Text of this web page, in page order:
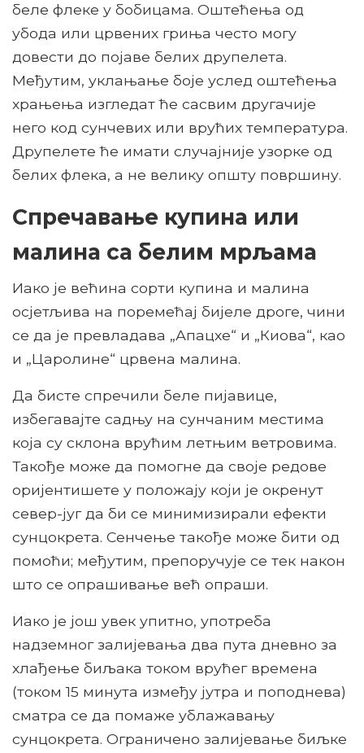
беле флеке у бобицама. Оштећења од
убода или црвених гриња често могу
довести до појаве белих друпелета.
Међутим, уклањање боје услед оштећења
храњења изгледат ће сасвим другачије
него код сунчевих или врућих температура.
Друпелете ће имати случајније узорке од
белих флека, а не велику општу површину.
Спречавање купина или
малина са белим мрљама
Иако је већина сорти купина и малина
осјетљива на поремећај бијеле дроге, чини
се да је превладава „Апацхе“ и „Киова“, као
и „Царолине“ црвена малина.
Да бисте спречили беле пијавице,
избегавајте садњу на сунчаним местима
која су склона врућим летњим ветровима.
Такође може да помогне да своје редове
оријентишете у положају који је окренут
север-југ да би се минимизирали ефекти
сунцокрета. Сенчење такође може бити од
помоћи; међутим, препоручује се тек након
што се опрашивање већ опраши.
Иако је још увек упитно, употреба
надземног залијевања два пута дневно за
хлађење биљака током врућег времена
(током 15 минута између јутра и поподнева)
сматра се да помаже ублажавању
сунцокрета. Ограничено залијевање биљке